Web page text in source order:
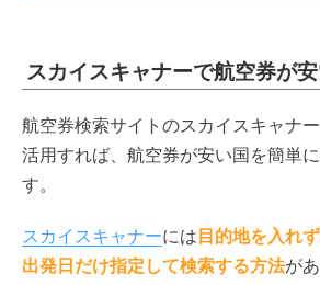
スカイスキャナーで航空券が
航空券検索サイトのスカイスキャナ
活用すれば、航空券が安い国を簡単
す。
スカイスキャナーには 目的地を入れ
出発日だけ指定して検索する方法が